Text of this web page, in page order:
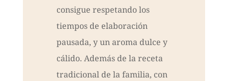
consigue respetando los
tiempos de elaboración
pausada, y un aroma dulce y
cálido. Además de la receta
tradicional de la familia, con